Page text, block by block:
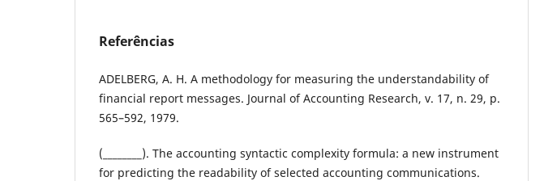
Referências
ADELBERG, A. H. A methodology for measuring the understandability of
financial report messages. Journal of Accounting Research, v. 17, n. 29, p.
565–592, 1979.
(________). The accounting syntactic complexity formula: a new instrument
for predicting the readability of selected accounting communications.